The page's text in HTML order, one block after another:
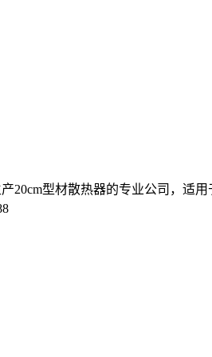
20cm型材散热器的专业公司，适用